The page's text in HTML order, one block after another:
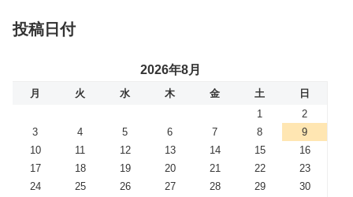
投稿日付
2026年8月
月 火 水 木 金 土
日
1
2
3
4 5 6 7 8
9
10
11 12 13 14 15
16
17
18 19 20 21 22
23
24
25 26 27 28 29
30